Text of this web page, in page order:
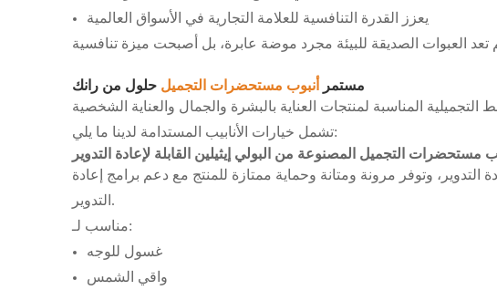
يعزز القدرة التنافسية للعلامة التجارية في الأسواق العالمية
مستمر أنبوب مستحضرات التجميل حلول من رانك
تشمل خيارات الأنابيب المستدامة لدينا ما يلي:
مستحضرات التجميل المصنوعة من البولي إيثيلين القابلة لإعادة التدوير
التدوير، وتوفر مرونة ومتانة وحماية ممتازة للمنتج مع دعم برامج إعادة
التدوير.
مناسب لـ:
غسول للوجه
واقي الشمس